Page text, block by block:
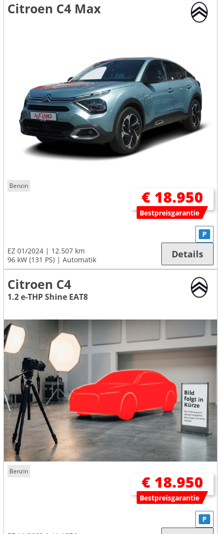
Citroen C4 Max
Benzin
€ 18.950
Bestpreisgarantie
EZ 01/2024
12.507 km
96 kW (131 PS)
Automatik
P
Details
Citroen C4
1.2 e-THP Shine EAT8
Benzin
€ 18.950
Bestpreisgarantie
P